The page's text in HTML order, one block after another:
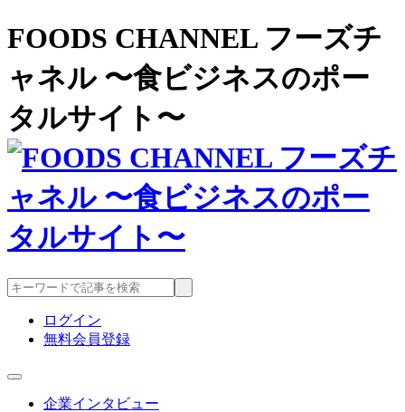
FOODS CHANNEL フーズチ
ャネル 〜食ビジネスのポー
タルサイト〜
ログイン
無料会員登録
企業インタビュー